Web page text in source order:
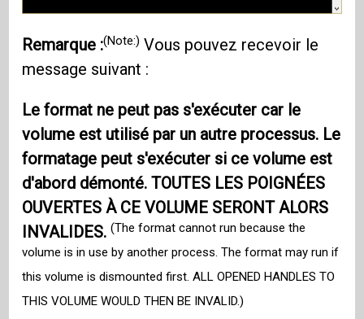
Remarque :(Note:) Vous pouvez recevoir le
message suivant :
Le format ne peut pas s'exécuter car le
volume est utilisé par un autre processus. Le
formatage peut s'exécuter si ce volume est
d'abord démonté. TOUTES LES POIGNÉES
OUVERTES À CE VOLUME SERONT ALORS
INVALIDES.(The format cannot run because the
volume is in use by another process. The format may run if
this volume is dismounted first. ALL OPENED HANDLES TO
THIS VOLUME WOULD THEN BE INVALID.)